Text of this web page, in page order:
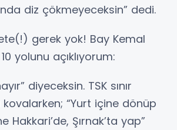
diz çökmeyeceksin” dedi.
gerek yok! Bay Kemal
yolunu açıklıyorum:
diyeceksin. TSK sınır
kovalarken; “Yurt içine dönüp
Hakkari’de, Şırnak’ta yap”